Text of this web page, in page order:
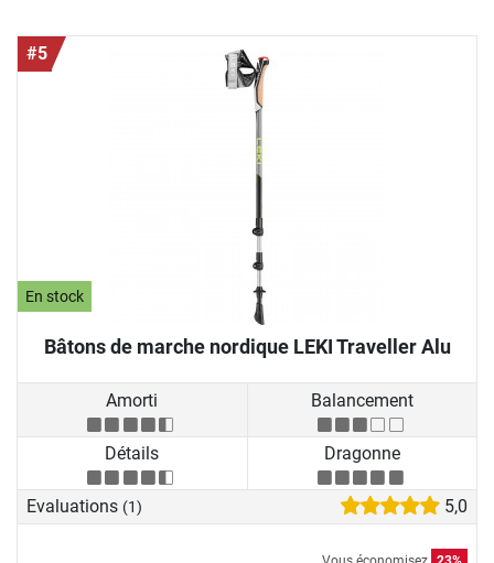
#5
En stock
Bâtons de marche nordique LEKI Traveller Alu
Amorti Balancement
Détails Dragonne
Evaluations (1) 5,0